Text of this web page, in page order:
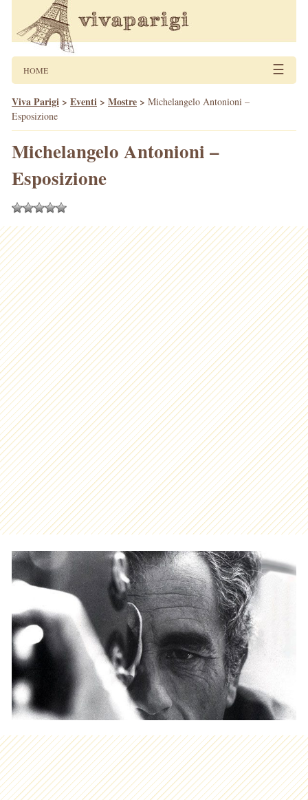
HOME ☰
Viva Parigi > Eventi > Mostre > Michelangelo Antonioni –
Esposizione
Michelangelo Antonioni –
Esposizione